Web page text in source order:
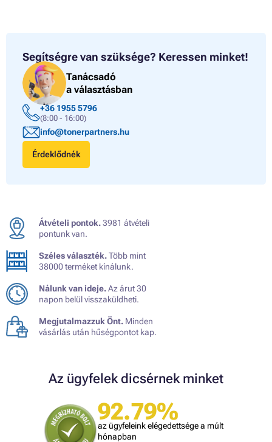
Segítségre van szüksége? Keressen minket!
Tanácsadó
a választásban
+36 1955 5796
(8:00 - 16:00)
info@tonerpartners.hu
Érdeklődnék
Átvételi pontok.3981 átvételi
pontunk van.
Széles választék.Több mint
38000 terméket kínálunk.
Nálunk van ideje.Az árut 30
napon belül visszaküldheti.
Megjutalmazzuk Önt. Minden
vásárlás után hűségpontot kap.
Az ügyfelek dicsérnek minket
92.79%
az ügyfeleink elégedettsége a múlt
hónapban